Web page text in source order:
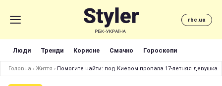
rbc.ua
Люди Тренди Корисне Смачно Гороскопи
Головна › Життя › Помогите найти: под Киевом пропала 17-летняя девушка